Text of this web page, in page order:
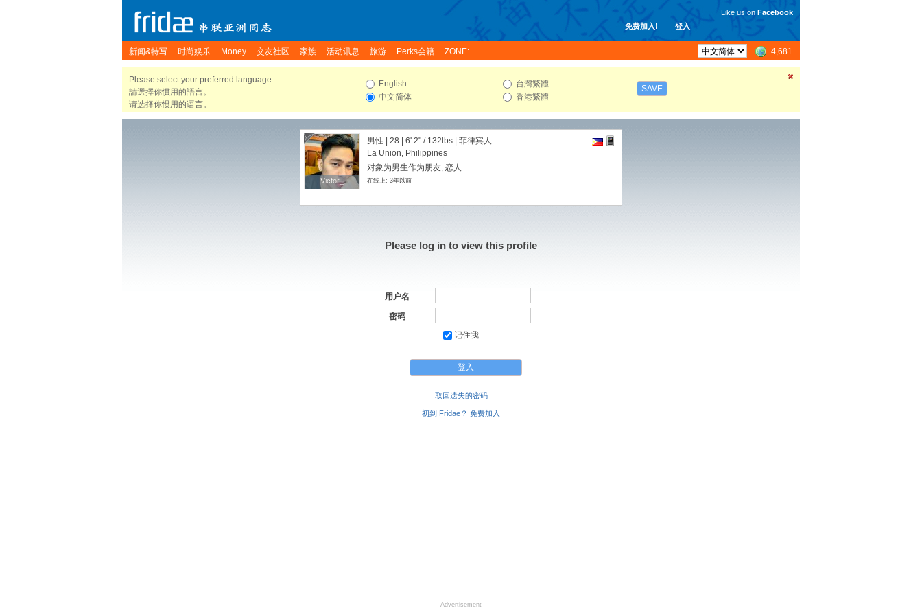
免费加入! 登入
Like us on Facebook
新闻&特写 时尚娱乐 Money 交友社区 家族 活动讯息 旅游 Perks会籍 ZONE: 4,681
Please select your preferred language.
請選擇你慣用的語言。
请选择你惯用的语言。
English
中文简体
台灣繁體
香港繁體
SAVE
Victor_
Victor_
男性 | 28 | 6' 2" / 132lbs | 菲律宾人
La Union, Philippines
对象为男生作为朋友, 恋人
在线上: 3年以前
Please log in to view this profile
用户名
密码
记住我
取回遗失的密码
初到 Fridae？ 免费加入
Advertisement